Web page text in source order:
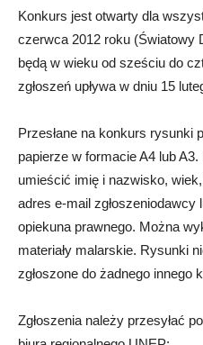
Konkurs jest otwarty dla
czerwca 2012 roku (Światowy
będą w wieku od sześciu do
zgłoszeń upływa w dniu 15
Przesłane na konkurs rysunki
papierze w formacie A4 lub
umieścić imię i nazwisko,
adres e-mail zgłoszeniodawcy
opiekuna prawnego. Można
materiały malarskie. Rysunki
zgłoszone do żadnego innego
Zgłoszenia należy przesyłać